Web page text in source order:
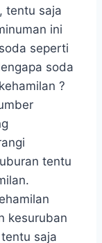
tentu saja
ini
seperti
soda
?
tentu
kesuruban
saja